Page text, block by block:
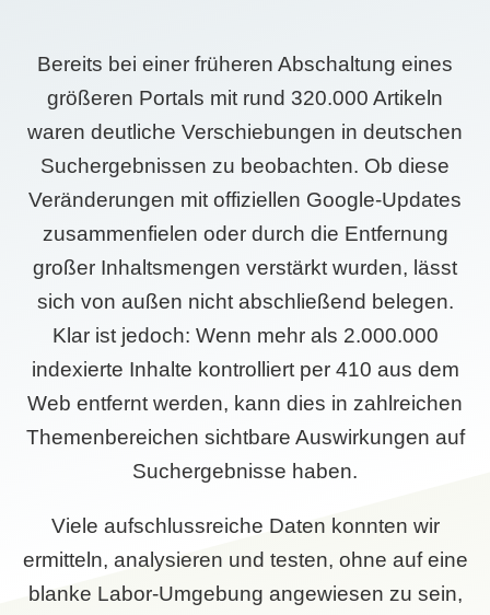
Bereits bei einer früheren Abschaltung eines
größeren Portals mit rund 320.000 Artikeln
waren deutliche Verschiebungen in deutschen
Suchergebnissen zu beobachten. Ob diese
Veränderungen mit offiziellen Google-Updates
zusammenfielen oder durch die Entfernung
großer Inhaltsmengen verstärkt wurden, lässt
sich von außen nicht abschließend belegen.
Klar ist jedoch: Wenn mehr als 2.000.000
indexierte Inhalte kontrolliert per 410 aus dem
Web entfernt werden, kann dies in zahlreichen
Themenbereichen sichtbare Auswirkungen auf
Suchergebnisse haben.
Viele aufschlussreiche Daten konnten wir
ermitteln, analysieren und testen, ohne auf eine
blanke Labor-Umgebung angewiesen zu sein,